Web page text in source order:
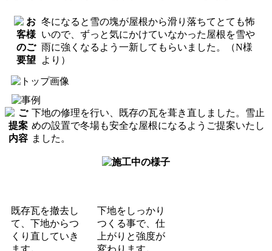
冬になると雪の塊が屋根から滑り落ちてとても怖
いので、ずっと気にかけていなかった屋根を雪や
雨に強くなるよう一新してもらいました。（N様
より）
下地の修理を行い、 既存の瓦を葺き直しました。 雪止
めの設置で冬場も安全な屋根になるようご提案いたし
ました。
既存瓦を撤去し
て、 下地からつ
くり直していき
ます。
下地をしっかり
つくる事で、仕
上がりと強度が
変わります。